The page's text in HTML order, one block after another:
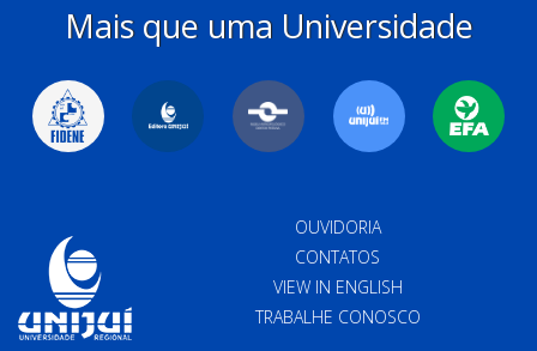
Mais que uma Universidade
OUVIDORIA
CONTATOS
VIEW IN ENGLISH
TRABALHE CONOSCO